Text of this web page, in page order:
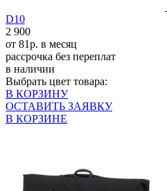
D10
2 900
от 81р. в месяц
рассрочка без переплат
в наличии
Выбрать цвет товара:
В КОРЗИНУ
ОСТАВИТЬ ЗАЯВКУ
В КОРЗИНЕ